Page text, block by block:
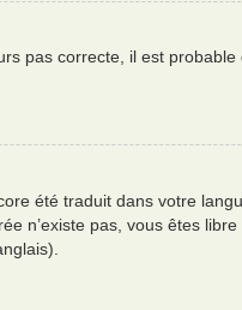
pas correcte, il est
été traduit dans votre
n’existe pas, vous êtes